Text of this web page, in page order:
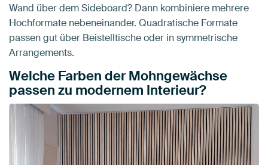
Wand über dem Sideboard? Dann kombiniere mehrere
Hochformate nebeneinander. Quadratische Formate
passen gut über Beistelltische oder in symmetrische
Arrangements.
Welche Farben der Mohngewächse
passen zu modernem Interieur?